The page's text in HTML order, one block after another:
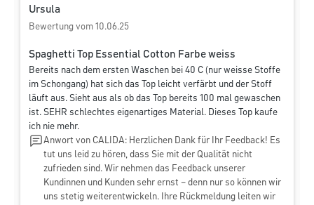
Ursula
Bewertung vom 10.06.25
Spaghetti Top Essential Cotton Farbe weiss
Bereits nach dem ersten Waschen bei 40 C (nur weisse Stoffe
im Schongang) hat sich das Top leicht verfärbt und der Stoff
läuft aus. Sieht aus als ob das Top bereits 100 mal gewaschen
ist. SEHR schlechtes eigenartiges Material. Dieses Top kaufe
ich nie mehr.
Anwort von CALIDA: Herzlichen Dank für Ihr Feedback! Es
tut uns leid zu hören, dass Sie mit der Qualität nicht
zufrieden sind. Wir nehmen das Feedback unserer
Kundinnen und Kunden sehr ernst – denn nur so können wir
uns stetig weiterentwickeln. Ihre Rückmeldung leiten wir